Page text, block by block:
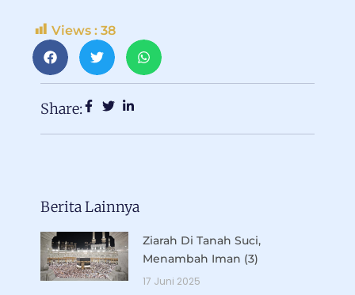
Views : 38
Share:
Berita Lainnya
Ziarah Di Tanah Suci,
Menambah Iman (3)
17 Juni 2025